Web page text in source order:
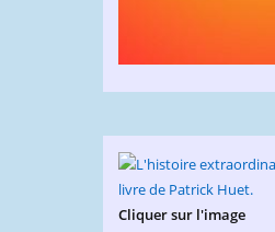
Cliquer sur l'image